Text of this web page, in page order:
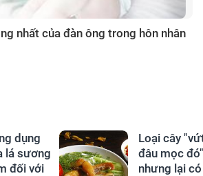
nhất của đàn ông trong hôn nhân
dụng
lá sương
đối với
Loại cây
đâu mọc đó"
nhưng lại có